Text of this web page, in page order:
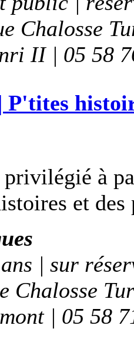
Chalosse
II | 05 58
P'tites
à
et
| sur
Chalosse
| 05 58